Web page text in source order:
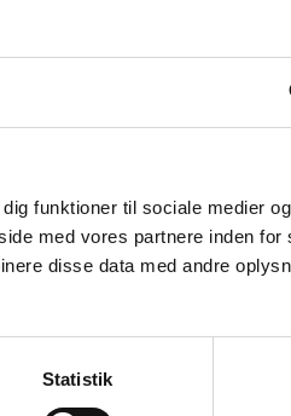
funktioner til sociale medier
med vores partnere inden for
disse data med andre
Statistik
til ægtefælle/børn efter de
i Udlændingenævnet, vil
om, at sagen beror på en
og at ansøgeren har ret til at
sted.